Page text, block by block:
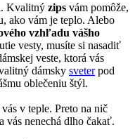
Kvalitný zips vám pomôže,
ako vám je teplo. Alebo
vzhľadu vášho
vesty, musíte si nasadiť
veste, ktorá vás
dámsky sveterpod
oblečeniu štýl.
v teple. Preto na nič
vás nenechá dlho čakať.